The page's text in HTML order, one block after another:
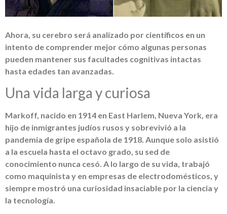
Ahora, su cerebro será analizado por científicos en un
intento de comprender mejor cómo algunas personas
pueden mantener sus facultades cognitivas intactas
hasta edades tan avanzadas.
Una vida larga y curiosa
Markoff, nacido en 1914 en East Harlem, Nueva York, era
hijo de inmigrantes judíos rusos y sobrevivió a la
pandemia de gripe española de 1918. Aunque solo asistió
a la escuela hasta el octavo grado, su sed de
conocimiento nunca cesó. A lo largo de su vida, trabajó
como maquinista y en empresas de electrodomésticos, y
siempre mostró una curiosidad insaciable por la ciencia y
la tecnología.